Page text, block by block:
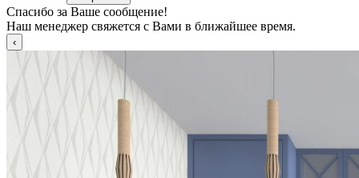
Спасибо за Ваше сообщение!
Наш менеджер свяжется с Вами в ближайшее время.